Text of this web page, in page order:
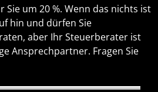
Sie um 20 %. Wenn das nichts ist
hin und dürfen Sie
aber Ihr Steuerberater ist
Ansprechpartner. Fragen Sie